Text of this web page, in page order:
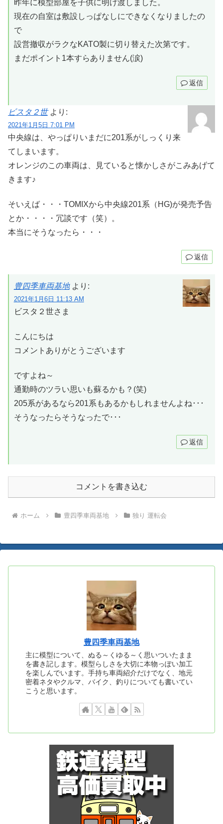
昨年に模型部屋を子供に明け渡しました。
現在の自室は敷設しっぱなしにできなくなりましたの
で
設営撤収がラクなKATO製に切り替えた次第です。
まだポイント1本すらありません(涙)
返信
ビスタ２世 より:
2021年1月5日 7:01 PM
中央線は、やっぱりいまだに201系がしっくり来
てしまいます。
オレンジのこの車両は、見ていると懐かしさがこみあげて
きます♪
そいえば・・・TOMIXから中央線201系（HG)が発売予告
とか・・・・冗談です（笑）。
本当にそうなったら・・・
返信
豊四季車両基地 より:
2021年1月6日 11:13 AM
ビスタ２世さま
こんにちは
コメントありがとうございます
ですよね～
通勤時のツラい思いも蘇るかも？(笑)
205系があるなら201系もあるかもしれませんよね･･･
そうなったらそうなったで･･･
返信
コメントを書き込む
ホーム 豊四季車両基地 独り 運転会
豊四季車両基地
主に模型について、ぬる～くゆる～く思いついたまま
を書き記します。模型らしさを大切に本物っぽい加工
を楽しんでいます。手持ち車両紹介だけでなく、地元
密着ネタやクルマ、バイク、釣りについても書いてい
こうと思います。